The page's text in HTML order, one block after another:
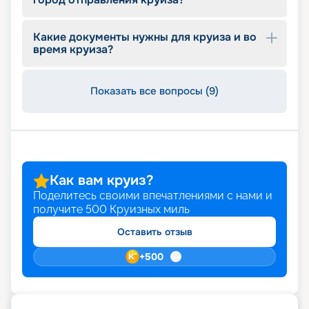
Питание
Celebrity Equinox – это настоящий рай для
гурманов. На борту действует главный ресторан
ресторана, 8 баров и винотека, 5 кафе. Гости не
бронировать заранее, пробуя изысканные
При желании ничто не помешает гостю
насладиться континентальной или национальной
кухней или отведать фаст-фуда. Для сладкоежек
есть возможность посетить уютную итальянскую
кофейню-кондитерскую, а в винотеке и в
многочисленных барах можно продегустировать
оригинальные и традиционные напитки и
коктейли.
Какие документы нужны для круиза и во
время круиза?
Показать все вопросы (9)
Как вам круиз?
Поделитесь своими впечатлениями с нами и
получите 500 Круизных миль
Оставить отзыв
+500